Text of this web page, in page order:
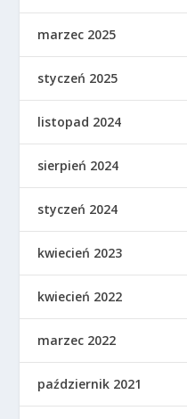
marzec 2025
styczeń 2025
listopad 2024
sierpień 2024
styczeń 2024
kwiecień 2023
kwiecień 2022
marzec 2022
październik 2021